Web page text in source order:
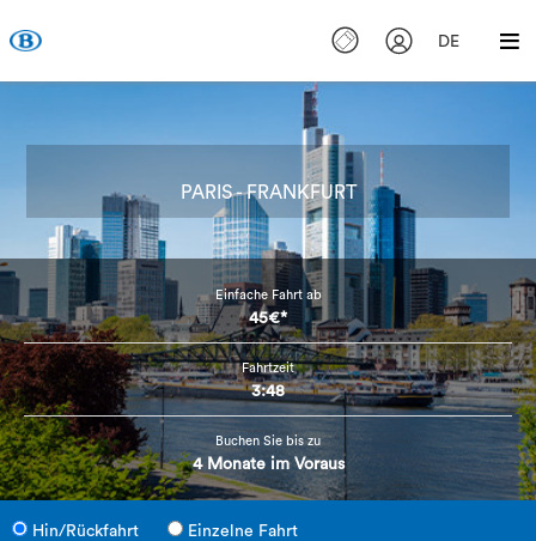
DE
PARIS - FRANKFURT
Einfache Fahrt ab
45€*
Fahrtzeit
3:48
Buchen Sie bis zu
4 Monate im Voraus
Hin/Rückfahrt Einzelne Fahrt